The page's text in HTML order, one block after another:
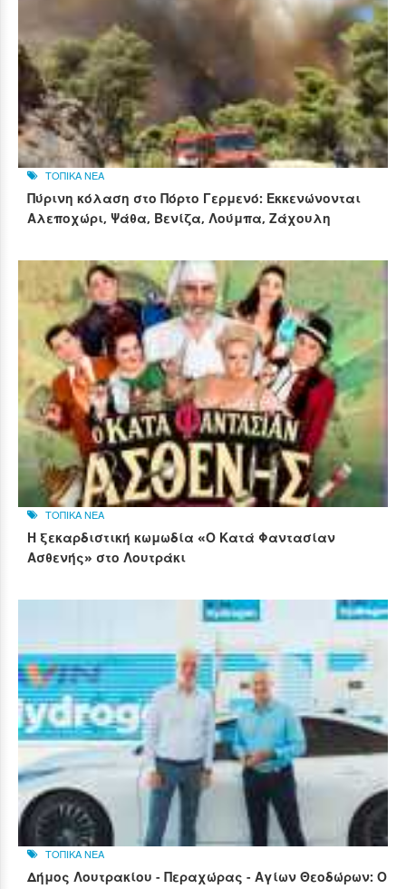
ΤΟΠΙΚΑ ΝΕΑ
Πύρινη κόλαση στο Πόρτο Γερμενό: Εκκενώνονται
Αλεποχώρι, Ψάθα, Βενίζα, Λούμπα, Ζάχουλη
ΤΟΠΙΚΑ ΝΕΑ
Η ξεκαρδιστική κωμωδία «Ο Κατά Φαντασίαν
Ασθενής» στο Λουτράκι
ΤΟΠΙΚΑ ΝΕΑ
Δήμος Λουτρακίου - Περαχώρας - Αγίων Θεοδώρων: Ο